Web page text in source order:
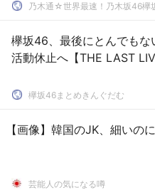
欅坂46、最後にとんでもな
活動休止へ【THE LAST
欅坂46まとめきんぐだむ
【画像】韓国のJK、細いの
芸能人の気になる噂